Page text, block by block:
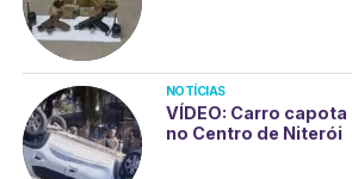
NOTÍCIAS
VÍDEO: Carro
no Centro de Niterói